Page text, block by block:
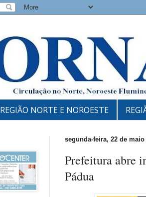
REGIÃO NORTE E NOROESTE
segunda-feira, 22 de maio
Prefeitura abre
Pádua